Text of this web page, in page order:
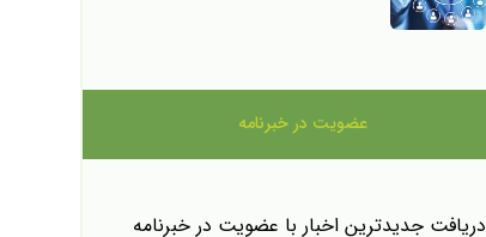
عضویت در خبرنامه
دریافت جدیدترین اخبار با عضویت در خبرنامه